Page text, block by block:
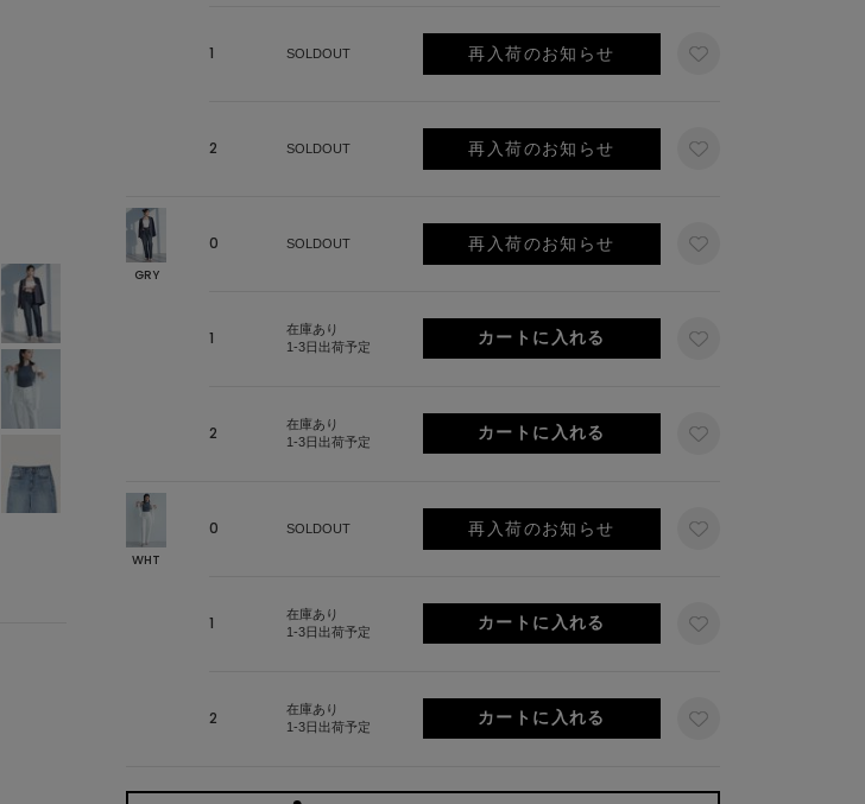
1 SOLDOUT 再入荷のお知らせ
2 SOLDOUT 再入荷のお知らせ
GRY
0 SOLDOUT 再入荷のお知らせ
1
在庫あり
1-3日出荷予定
2
在庫あり
1-3日出荷予定
WHT
0 SOLDOUT 再入荷のお知らせ
1
在庫あり
1-3日出荷予定
2
在庫あり
1-3日出荷予定